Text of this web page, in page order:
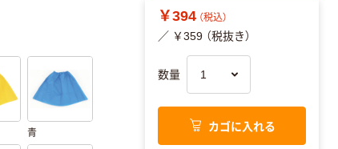
青
￥394 （税込）
／ ￥359 （税抜き）
数量
カゴに入れる